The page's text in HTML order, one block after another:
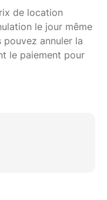
de location
le jour même
annuler la
le paiement pour